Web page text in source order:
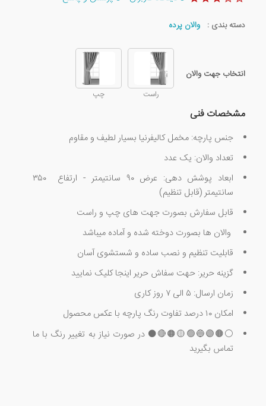
دسته بندی : والان پرده
انتخاب جهت والان
راست چپ
مشخصات فنی
جنس پارچه: مخمل کالیفرنیا بسیار لطیف و مقاوم
تعداد والان: یک عدد
ابعاد پوشش دهی: عرض ۹۰ سانتیمتر - ارتفاع ۳۵۰
سانتیمتر (قابل تنظیم)
قابل سفارش بصورت جهت های چپ و راست
والان ها بصورت دوخته شده و آماده میباشد
قابلیت تنظیم و نصب ساده و شستشوی آسان
گزینه حریر: حهت سفاش حریر اینجا کلیک نمایید
زمان ارسال: ۵ الی ۷ روز کاری
امکان ۱۰ درصد تفاوت رنگ پارچه با عکس محصول
⚪🟤🟣🔵🟢🟡🟠🔴⚫ در صورت نیاز به تغییر رنگ با ما
تماس بگیرید